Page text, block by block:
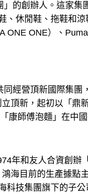
的創辦人。這家集
、休閒鞋、拖鞋和
ONE ONE）、
經營頂新國際集團
頂新，起初以「鼎
康師傅泡麵」在中國
年和友人合資創辦
海目前的生產據點
科技集團旗下的子公